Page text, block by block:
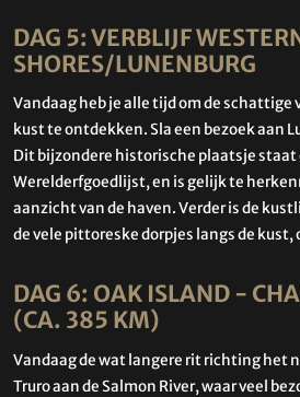
DAG 5: VERBLIJF
SHORES/LUNENBURG
Vandaag heb je alle tijd om de schattige
kust te ontdekken. Sla een bezoek aan
Dit bijzondere historische plaatsje staat
Werelderfgoedlijst, en is gelijk te
aanzicht van de haven. Verder is de
de vele pittoreske dorpjes langs de kust,
DAG 6: OAK ISLAND -
(CA. 385 KM)
Vandaag de wat langere rit richting het
Truro aan de Salmon River, waar veel